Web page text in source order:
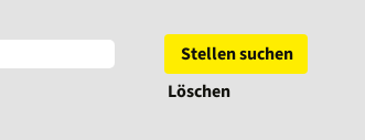
Löschen